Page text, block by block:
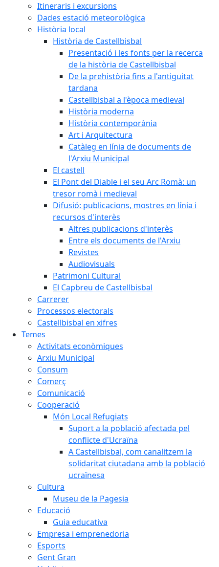
Itineraris i excursions
Dades estació meteorològica
Història local
Història de Castellbisbal
Presentació i les fonts per la recerca
de la història de Castellbisbal
De la prehistòria fins a l'antiguitat
tardana
Castellbisbal a l'època medieval
Història moderna
Història contemporània
Art i Arquitectura
Catàleg en línia de documents de
l'Arxiu Municipal
El castell
El Pont del Diable i el seu Arc Romà: un
tresor romà i medieval
Difusió: publicacions, mostres en línia i
recursos d'interès
Altres publicacions d'interès
Entre els documents de l'Arxiu
Revistes
Audiovisuals
Patrimoni Cultural
El Capbreu de Castellbisbal
Carrerer
Processos electorals
Castellbisbal en xifres
Temes
Activitats econòmiques
Arxiu Municipal
Consum
Comerç
Comunicació
Cooperació
Món Local Refugiats
Suport a la població afectada pel
conflicte d'Ucraïna
A Castellbisbal, com canalitzem la
solidaritat ciutadana amb la població
ucraïnesa
Cultura
Museu de la Pagesia
Educació
Guia educativa
Empresa i emprenedoria
Esports
Gent Gran